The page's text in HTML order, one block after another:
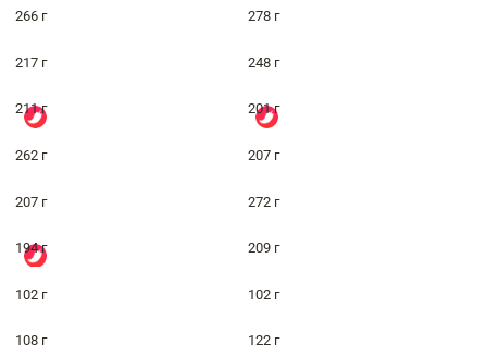
266 г 278 г
217 г 248 г
211 г 201 г
262 г 207 г
207 г 272 г
194 г 209 г
102 г 102 г
108 г 122 г